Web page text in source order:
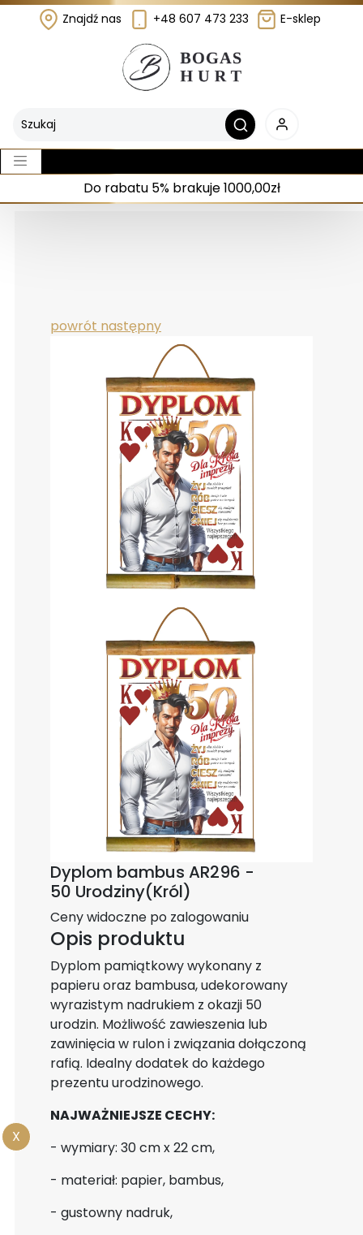
Znajdź nas +48 607 473 233 E-sklep
Do rabatu 5% brakuje 1000,00zł
X
powrót następny
Dyplom bambus AR296 -
50 Urodziny(Król)
Ceny widoczne po zalogowaniu
Opis produktu
Dyplom pamiątkowy wykonany z
papieru oraz bambusa, udekorowany
wyrazistym nadrukiem z okazji 50
urodzin. Możliwość zawieszenia lub
zawinięcia w rulon i związania dołączoną
rafią. Idealny dodatek do każdego
prezentu urodzinowego.
NAJWAŻNIEJSZE CECHY:
- wymiary: 30 cm x 22 cm,
- materiał: papier, bambus,
- gustowny nadruk,